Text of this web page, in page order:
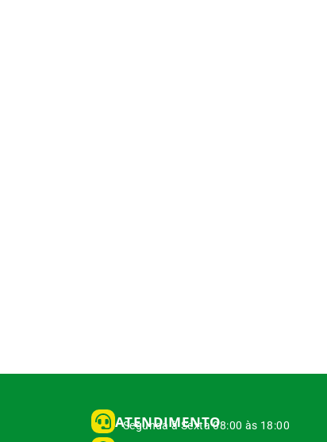
ATENDIMENTO
Segunda à Sexta 08:00 às 18:00